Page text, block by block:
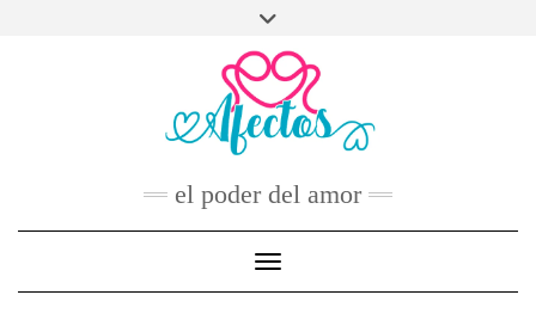
FACEBOOK
TWITTER
INSTAGRAM
PINTEREST
CONTACTO
el poder del amor
Toggle Navigation